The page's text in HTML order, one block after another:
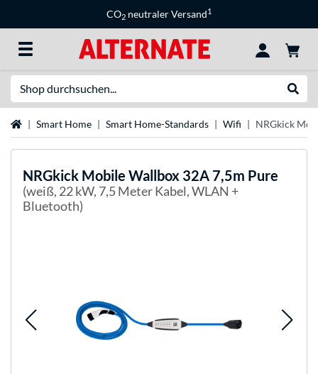
CO2 neutraler Versand1
StartseiteSmart Home Smart Home-Standards Wifi NRGkick
NRGkick Mobile Wallbox 32A 7,5m Pure
(weiß, 22 kW, 7,5 Meter Kabel, WLAN +
Bluetooth)